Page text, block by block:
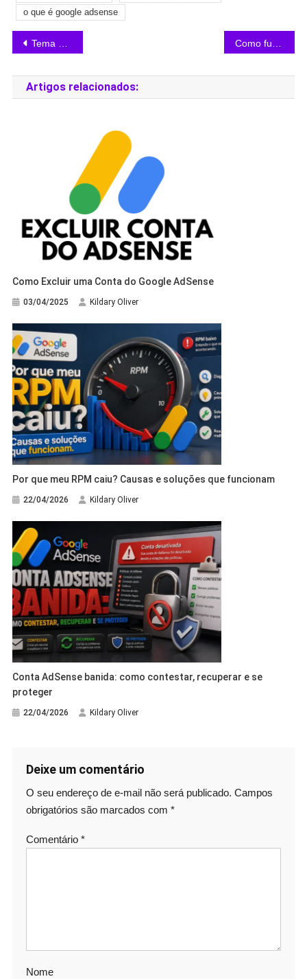
o que é google adsense
Tema GeneratePress WordPress: Guia Completo
Artigos relacionados:
Como Excluir uma Conta do Google AdSense
03/04/2025 Kildary Oliver
Por que meu RPM caiu? Causas e soluções que funcionam
22/04/2026 Kildary Oliver
Conta AdSense banida: como contestar, recuperar e se
proteger
22/04/2026 Kildary Oliver
Deixe um comentário
O seu endereço de e-mail não será publicado. Campos
obrigatórios são marcados com *
Comentário *
Nome